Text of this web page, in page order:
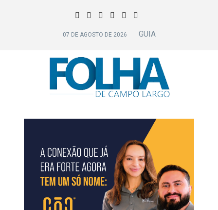
07 DE AGOSTO DE 2026 GUIA